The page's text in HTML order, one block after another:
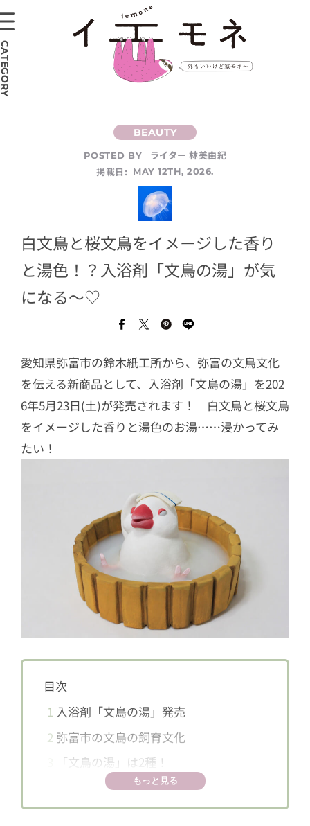
POSTED BY
ライター 林美由紀
掲載日:
MAY 12TH, 2026.
白文鳥と桜文鳥をイメージした香り
と湯色！？入浴剤「文鳥の湯」が気
になる～♡
愛知県弥富市の鈴木紙工所から、弥富の文鳥文化
を伝える新商品として、入浴剤「文鳥の湯」を202
6年5月23日(土)が発売されます！ 白文鳥と桜文鳥
をイメージした香りと湯色のお湯……浸かってみ
たい！
目次
1 入浴剤「文鳥の湯」発売
2 弥富市の文鳥の飼育文化
「文鳥の湯」は2種！
もっと見る